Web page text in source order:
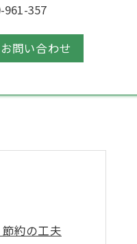
961-357
お問い合わせ
約の工夫